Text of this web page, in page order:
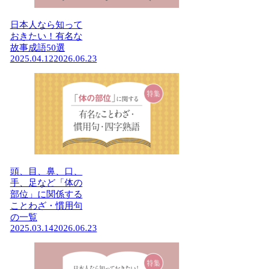
日本人なら知って
おきたい！有名な
故事成語50選
2025.04.122026.06.23
頭、目、鼻、口、
手、足など「体の
部位」に関係する
ことわざ・慣用句
の一覧
2025.03.142026.06.23